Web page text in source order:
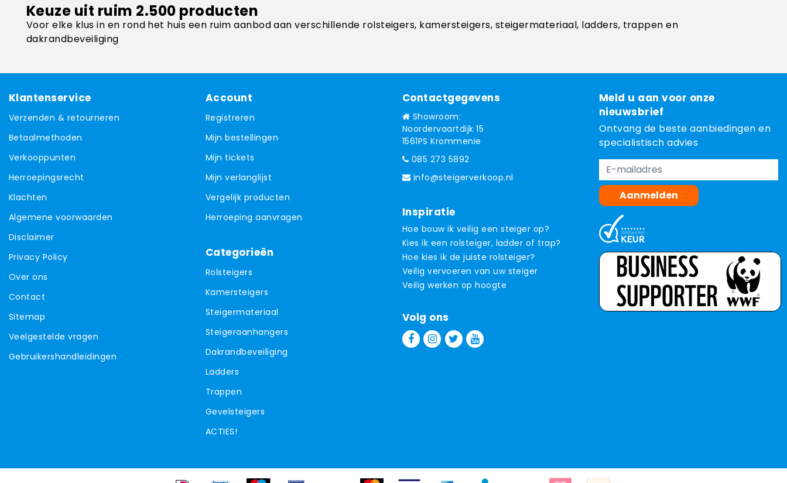
Keuze uit ruim 2.500 producten
Voor elke klus in en rond het huis een ruim aanbod aan verschillende rolsteigers, kamersteigers, steigermateriaal, ladders, trappen en
dakrandbeveiliging
Klantenservice
Verzenden & retourneren
Betaalmethoden
Verkooppunten
Herroepingsrecht
Klachten
Algemene voorwaarden
Disclaimer
Privacy Policy
Over ons
Contact
Sitemap
Veelgestelde vragen
Gebruikershandleidingen
Account
Registreren
Mijn bestellingen
Mijn tickets
Mijn verlanglijst
Vergelijk producten
Herroeping aanvragen
Categorieën
Rolsteigers
Kamersteigers
Steigermateriaal
Steigeraanhangers
Dakrandbeveiliging
Ladders
Trappen
Gevelsteigers
ACTIES!
Contactgegevens
Showroom:
Noordervaartdijk 15
1561PS Krommenie
085 273 5892
info@steigerverkoop.nl
Inspiratie
Hoe bouw ik veilig een steiger op?
Kies ik een rolsteiger, ladder of trap?
Hoe kies ik de juiste rolsteiger?
Veilig vervoeren van uw steiger
Veilig werken op hoogte
Volg ons
Meld u aan voor onze
nieuwsbrief
Ontvang de beste aanbiedingen en
specialistisch advies
Aanmelden